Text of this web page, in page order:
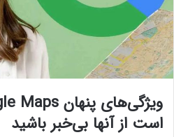
است از آنها بی‌خبر باشید